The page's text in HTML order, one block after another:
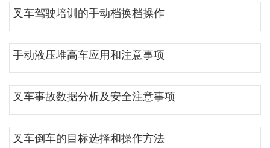
叉车驾驶培训的手动档换档操作
手动液压堆高车应用和注意事项
叉车事故数据分析及安全注意事项
叉车倒车的目标选择和操作方法